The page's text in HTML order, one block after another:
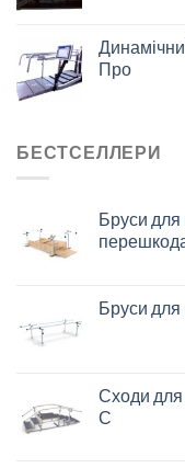
Про
БЕСТСЕЛЛЕРИ
Бруси для
Бруси для
Сходи для
С